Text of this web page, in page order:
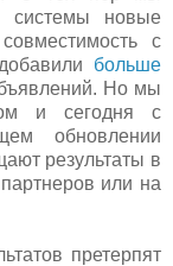
системы новые
с
больше
Но мы
и сегодня с
обновлении
результаты в
или на
претерпят